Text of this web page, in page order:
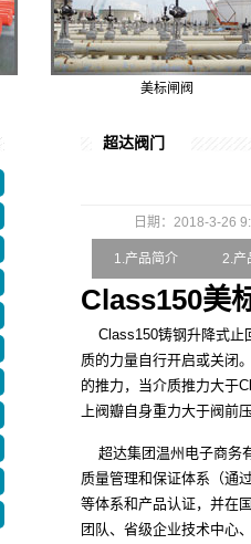
美标闸阀
超达阀门
日期：2018-3-26
1.产品简介 2.产
Class150美
Class150铸钢升降式止
质的力量自行开启或关闭
的推力，当介质推力大于
上阀瓣自身重力大于阀前
超达集团温州电子商务
质量管理和保证体系（通
等体系和产品认证，并在
团队、省级企业技术中心